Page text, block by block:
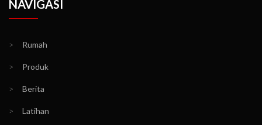
NAVIGASI
> Rumah
> Produk
> Berita
> Latihan